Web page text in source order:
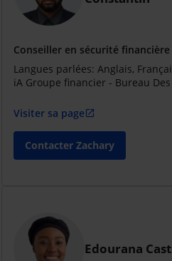
Conseiller en sécurité financière
Langues parlées: Anglais,
iA Groupe financier - Bureau
Visiter sa page open_in_new
Contacter Zachary
Edourana